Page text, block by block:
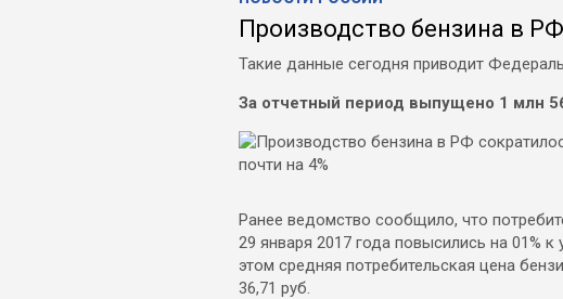
Производство бензина в
Такие данные сегодня приводит
За отчетный период выпущено 1 млн
Ранее ведомство сообщило, что
29 января 2017 года повысились на 01%
этом средняя потребительская цена
36,71 руб.